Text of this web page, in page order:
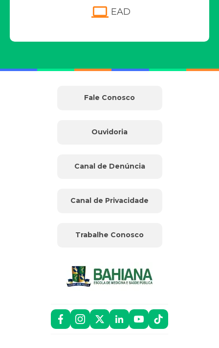
computer EAD
Fale Conosco
Ouvidoria
Canal de Denúncia
Canal de Privacidade
Trabalhe Conosco